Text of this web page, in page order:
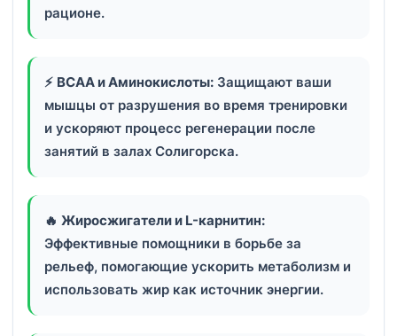
рационе.
⚡ BCAA и Аминокислоты: Защищают ваши
мышцы от разрушения во время тренировки
и ускоряют процесс регенерации после
занятий в залах Солигорска.
🔥 Жиросжигатели и L-карнитин:
Эффективные помощники в борьбе за
рельеф, помогающие ускорить метаболизм и
использовать жир как источник энергии.